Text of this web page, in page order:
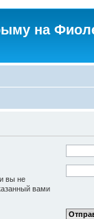
на
вы не
вами